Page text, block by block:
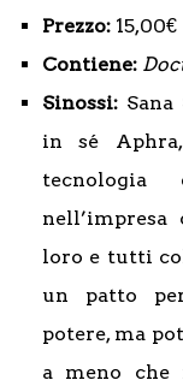
Prezzo: 15,00€
Contiene:
Sinossi:
in sé
tecnologia
loro e tutti
un patto
potere, ma
a meno che